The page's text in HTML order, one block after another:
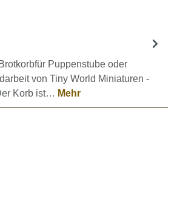
Puppenstube oder
von Tiny World Miniaturen -
Korb ist… Mehr